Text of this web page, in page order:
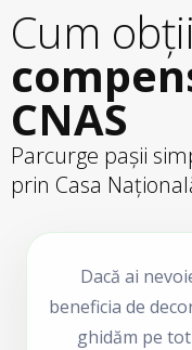
Cum
CNAS
Parcurge pașii
prin Casa
Dacă ai
beneficia de
ghidăm pe